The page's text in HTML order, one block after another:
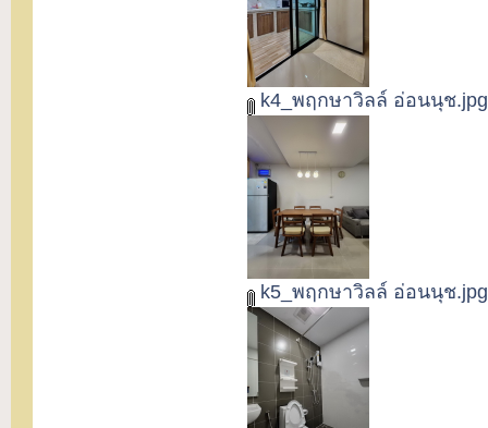
k4_พฤกษาวิลล์ อ่อนนุช.jpg
k5_พฤกษาวิลล์ อ่อนนุช.jpg